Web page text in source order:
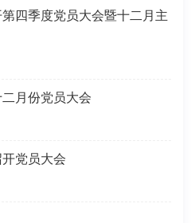
四季度党员大会暨十二月主
月份党员大会
党员大会